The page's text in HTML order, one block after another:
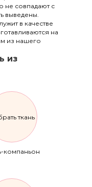
не совпадают с
выведены.
в качестве
на
из нашего
из
ткань
компаньон